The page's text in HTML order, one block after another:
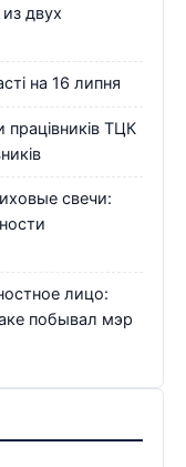
двух
на 16 липня
працівників ТЦК
свечи:
лицо:
побывал мэр